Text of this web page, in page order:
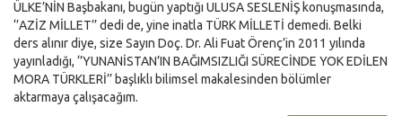
ÜLKE’NİN Başbakanı, bugün yaptığı ULUSA SESLENİŞ konuşmasında,
‘’AZİZ MİLLET’’ dedi de, yine inatla TÜRK MİLLETİ demedi. Belki
ders alınır diye, size Sayın Doç. Dr. Ali Fuat Örenç’in 2011 yılında
yayınladığı, ‘’YUNANİSTAN’IN BAĞIMSIZLIĞI SÜRECİNDE YOK EDİLEN
MORA TÜRKLERİ’’ başlıklı bilimsel makalesinden bölümler
aktarmaya çalışacağım.